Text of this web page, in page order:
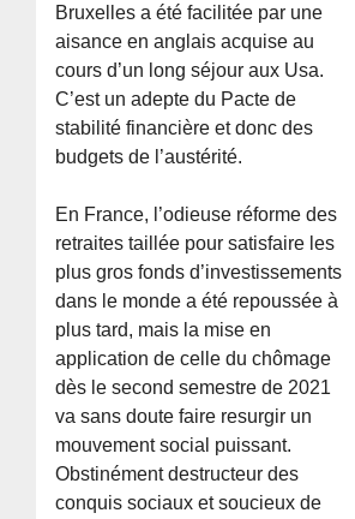
Bruxelles a été facilitée par une
aisance en anglais acquise au
cours d’un long séjour aux Usa.
C’est un adepte du Pacte de
stabilité financière et donc des
budgets de l’austérité.
En France, l’odieuse réforme des
retraites taillée pour satisfaire les
plus gros fonds d’investissements
dans le monde a été repoussée à
plus tard, mais la mise en
application de celle du chômage
dès le second semestre de 2021
va sans doute faire resurgir un
mouvement social puissant.
Obstinément destructeur des
conquis sociaux et soucieux de